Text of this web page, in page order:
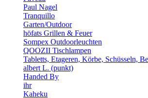
Paul Nagel
Tranquillo
Garten/Outdoor
höfats Grillen & Feuer
Sompex Outdoorleuchten
QOOZII Tischlampen
Tabletts, Etageren, Körbe, Schüsseln,
albert L. (punkt)
Handed By
ihr
Kaheku